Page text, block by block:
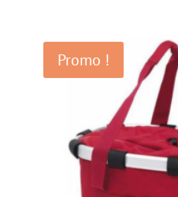
était :
72,50 €.
est :
59,00 €.
Promo !